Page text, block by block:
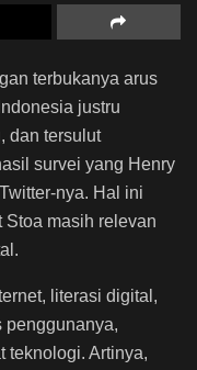
terbukanya arus
justru
dan tersulut
survei yang Henry
nya. Hal ini
Stoa masih relevan
literasi digital,
penggunanya,
teknologi. Artinya,